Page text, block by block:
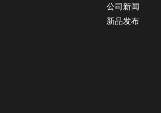
公司新闻
新品发布